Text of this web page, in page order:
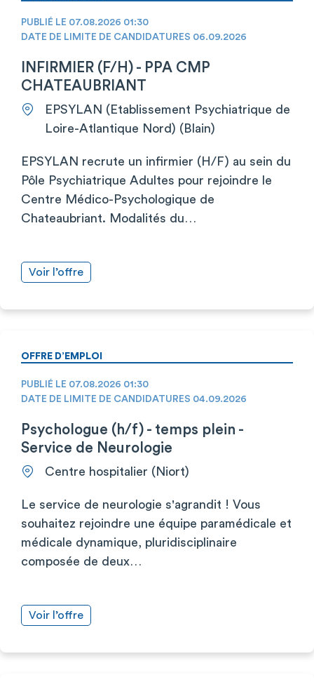
PUBLIÉ LE 07.08.2026 01:30
DATE DE LIMITE DE CANDIDATURES 06.09.2026
INFIRMIER (F/H) - PPA CMP
CHATEAUBRIANT
EPSYLAN (Etablissement Psychiatrique de
Loire-Atlantique Nord) (Blain)
EPSYLAN recrute un infirmier (H/F) au sein du
Pôle Psychiatrique Adultes pour rejoindre le
Centre Médico-Psychologique de
Chateaubriant. Modalités du…
Voir l’offre
OFFRE D’EMPLOI
PUBLIÉ LE 07.08.2026 01:30
DATE DE LIMITE DE CANDIDATURES 04.09.2026
Psychologue (h/f) - temps plein -
Service de Neurologie
Centre hospitalier (Niort)
Le service de neurologie s'agrandit ! Vous
souhaitez rejoindre une équipe paramédicale et
médicale dynamique, pluridisciplinaire
composée de deux…
Voir l’offre